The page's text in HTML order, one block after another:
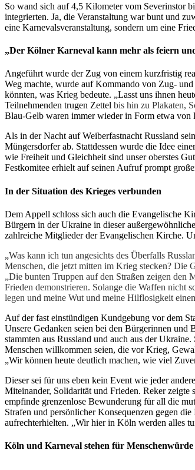
So wand sich auf 4,5 Kilometer vom Severinstor
integrierten. Ja, die Veranstaltung war bunt und
eine Karnevalsveranstaltung, sondern um eine
„Der Kölner Karneval kann mehr als feiern
Angeführt wurde der Zug von einem kurzfristig
Weg machte, wurde auf Kommando von Zug-
könnten, was Krieg bedeute. „Lasst uns ihnen
Teilnehmenden trugen Zettel bis hin zu Plakaten,
Blau-Gelb waren immer wieder in Form etwa von
Als in der Nacht auf Weiberfastnacht Russland
Müngersdorfer ab. Stattdessen wurde die Idee
wie Freiheit und Gleichheit sind unser oberstes
Festkomitee erhielt auf seinen Aufruf prompt
In der Situation des Krieges verbunden
Dem Appell schloss sich auch die Evangelische
Bürgern in der Ukraine in dieser
zahlreiche Mitglieder der Evangelischen Kirche.
„Was kann ich tun angesichts des Überfalls
Menschen, die jetzt mitten im Krieg stecken? Die
„Die bunten Truppen auf den Straßen zeigen den
Frieden demonstrieren. Solange die Waffen nicht
legen und meine Wut und meine Hilflosigkeit
Auf der fast einstündigen Kundgebung vor dem
Unsere Gedanken seien bei den Bürgerinnen
stammten aus Russland und auch aus der
Menschen willkommen seien, die vor Krieg,
„Wir können heute deutlich machen, wie viel
Dieser sei für uns eben kein Event wie jeder
Miteinander, Solidarität und Frieden. Reker
empfinde grenzenlose Bewunderung für all die
Strafen und persönlicher Konsequenzen gegen
aufrechterhielten. „Wir hier in Köln werden alles
Köln und Karneval stehen für